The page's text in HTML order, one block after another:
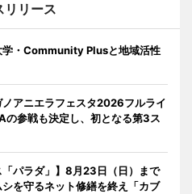
リリース
学・Community Plusと地域活性
ノアニエラフェスタ2026フルライ
参戦も決定し、初となる第3ス
「パラダ」】8月23日（日）まで
を守るネット修繕を終え「カブ